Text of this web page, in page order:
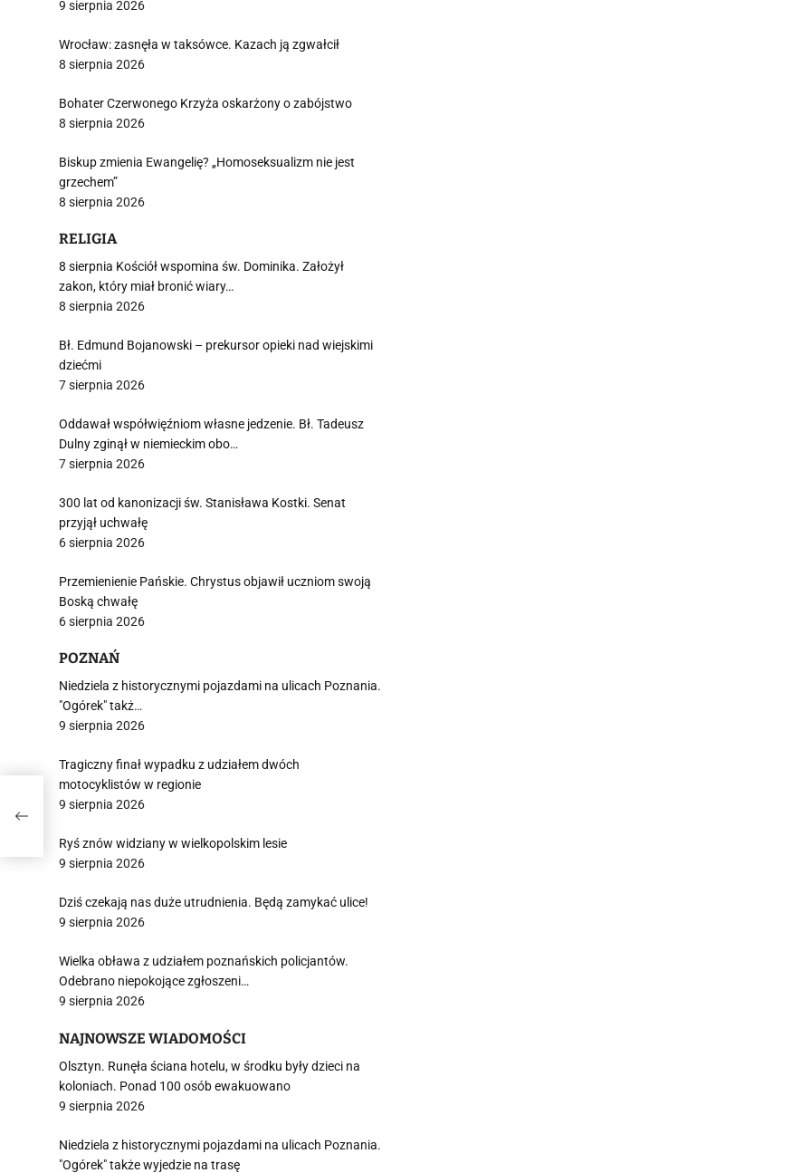
9 sierpnia 2026
Wrocław: zasnęła w taksówce. Kazach ją zgwałcił
8 sierpnia 2026
Bohater Czerwonego Krzyża oskarżony o zabójstwo
8 sierpnia 2026
Biskup zmienia Ewangelię? „Homoseksualizm nie jest
grzechem”
8 sierpnia 2026
RELIGIA
8 sierpnia Kościół wspomina św. Dominika. Założył
zakon, który miał bronić wiary…
8 sierpnia 2026
Bł. Edmund Bojanowski – prekursor opieki nad wiejskimi
dziećmi
7 sierpnia 2026
Oddawał współwięźniom własne jedzenie. Bł. Tadeusz
Dulny zginął w niemieckim obo…
7 sierpnia 2026
300 lat od kanonizacji św. Stanisława Kostki. Senat
przyjął uchwałę
6 sierpnia 2026
Przemienienie Pańskie. Chrystus objawił uczniom swoją
Boską chwałę
6 sierpnia 2026
POZNAŃ
Niedziela z historycznymi pojazdami na ulicach Poznania.
"Ogórek" takż…
9 sierpnia 2026
Tragiczny finał wypadku z udziałem dwóch
motocyklistów w regionie
9 sierpnia 2026
Ryś znów widziany w wielkopolskim lesie
9 sierpnia 2026
Dziś czekają nas duże utrudnienia. Będą zamykać ulice!
9 sierpnia 2026
Wielka obława z udziałem poznańskich policjantów.
Odebrano niepokojące zgłoszeni…
9 sierpnia 2026
NAJNOWSZE WIADOMOŚCI
Olsztyn. Runęła ściana hotelu, w środku były dzieci na
koloniach. Ponad 100 osób ewakuowano
9 sierpnia 2026
Niedziela z historycznymi pojazdami na ulicach Poznania.
"Ogórek" także wyjedzie na trasę